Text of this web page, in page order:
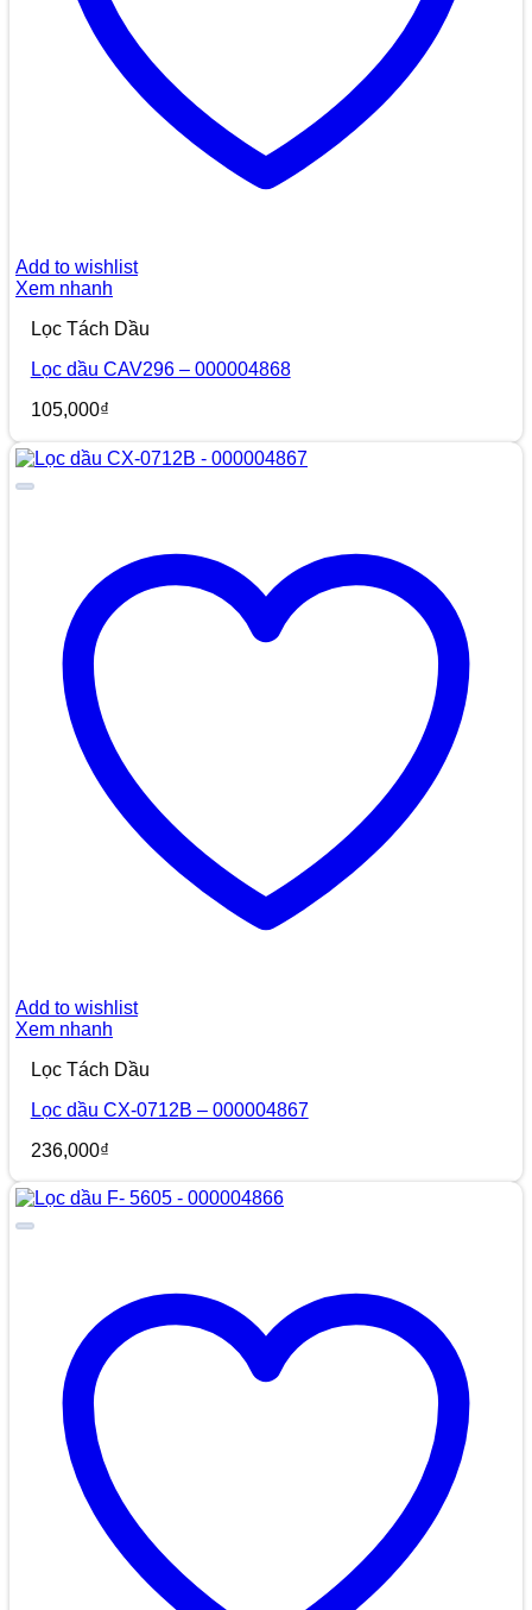
Add to wishlist
Xem nhanh
Lọc Tách Dầu
Lọc dầu CAV296 – 000004868
105,000₫
Add to wishlist
Xem nhanh
Lọc Tách Dầu
Lọc dầu CX-0712B – 000004867
236,000₫